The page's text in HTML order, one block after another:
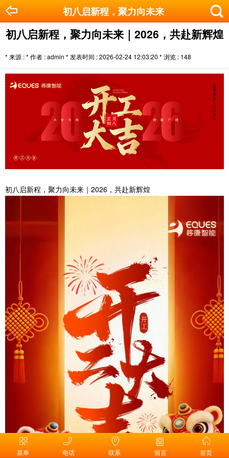
初八启新程，聚力向未来｜2026，共赴
初八启新程，聚力向未来｜2026，共赴新辉煌
* 来源 : * 作者 : admin * 发表时间 : 2026-02-24 12:03:20 * 浏览 : 148
初八启新程，聚力向未来｜2026，共赴新辉煌
菜单 电话 联系 留言 首页